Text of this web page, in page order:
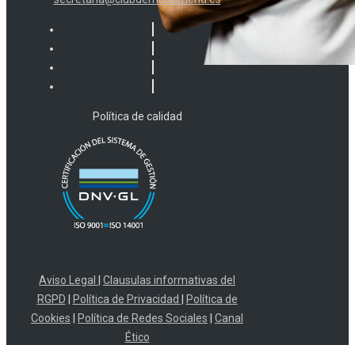
Política de calidad
Aviso Legal
Clausulas informativas del
RGPD
Política de Privacidad
Política de
Cookies
Política de Redes Sociales
Canal
Ético